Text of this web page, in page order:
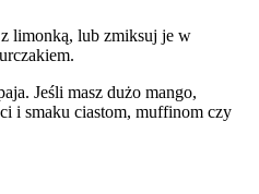
limonką, lub zmiksuj je w
Jeśli masz dużo mango,
i smaku ciastom, muffinom czy